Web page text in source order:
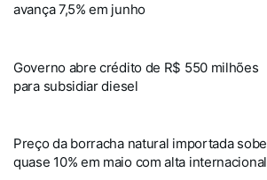
avança 7,5% em junho
Governo abre crédito de R$ 550 milhões
para subsidiar diesel
Preço da borracha natural importada sobe
quase 10% em maio com alta internacional